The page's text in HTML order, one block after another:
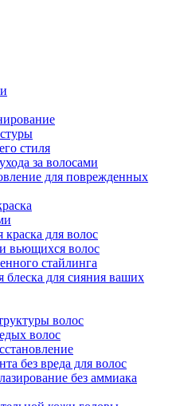
стиля
за волосами
для поврежденных
для волос
вьющихся волос
стайлинга
блеска для сияния ваших
волос
волос
без вреда для волос
без аммиака